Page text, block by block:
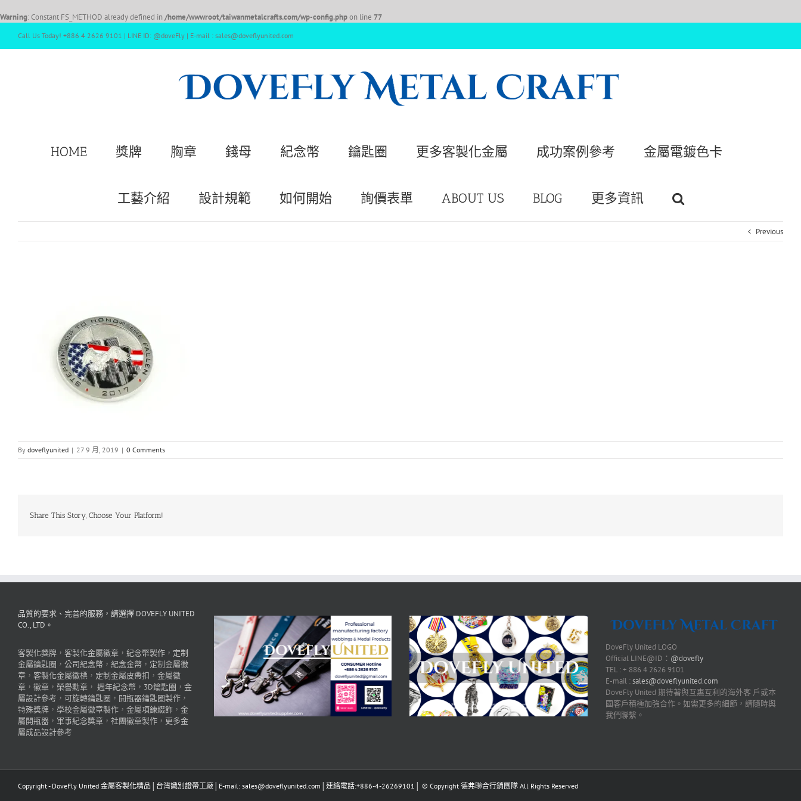
Warning: Constant FS_METHOD already defined in /home/wwwroot/taiwanmetalcrafts.com/wp-config.phpon line 77
Call Us Today! +886 4 2626 9101 | LINE ID: @doveFly | E-mail : sales@doveflyunited.com
HOME 獎牌 胸章 錢母 紀念幣 鑰匙圈 更多客製化金屬 成功案例參考 金屬電鍍色卡
工藝介紹 設計規範 如何開始 詢價表單 ABOUT US BLOG 更多資訊
Previous
By doveflyunited | 27 9 月, 2019 | 0 Comments
Share This Story, Choose Your Platform!
品質的要求、完善的服務，請選擇 DOVEFLY UNITED
CO., LTD。
客製化獎牌 ， 客製化金屬徽章 ， 紀念幣製作 ， 定制
金屬鑰匙圈 ， 公司紀念幣 ， 紀念金幣 ， 定制金屬徽
章 ， 客製化金屬徽標 ， 定制金屬皮帶扣 ， 金屬徽
章 ， 徽章 ， 榮譽勳章 ， 週年紀念幣 ， 3D鑰匙圈 ， 金
屬設計參考 ， 可旋轉鑰匙圈 ， 開瓶器鑰匙圈製作 ，
特殊獎牌 ， 學校金屬徽章製作 ， 金屬項鍊綴飾 ， 金
屬開瓶器 ， 軍事紀念獎章 ， 社團徽章製作 ， 更多金
屬成品設計參考
DoveFly United LOGO
Official LINE@ID： @dovefly
TEL : + 886 4 2626 9101
E-mail :sales@doveflyunited.com
DoveFly United 期待著與互惠互利的海外客 戶或本
國客戶積極加強合作。如需更多的細節，請隨時與
我們聯繫。
Copyright - DoveFly United 金屬客製化精品│台灣識別證帶工廠│E-mail: sales@doveflyunited.com│連絡電話:+886-4-26269101│ © Copyright 德弗聯合行銷團隊 All Rights Reserved